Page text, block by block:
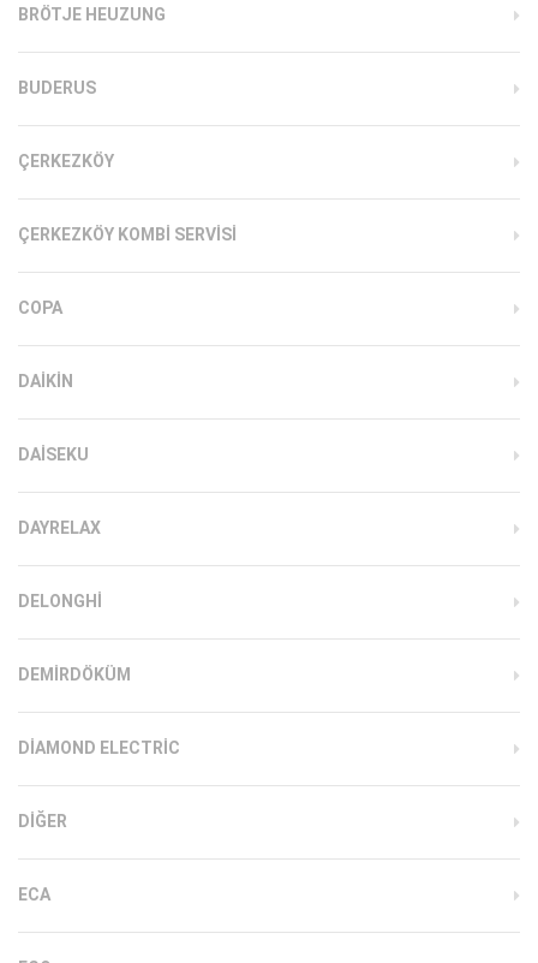
BRÖTJE HEUZUNG
BUDERUS
ÇERKEZKÖY
ÇERKEZKÖY KOMBI SERVISI
COPA
DAIKIN
DAISEKU
DAYRELAX
DELONGHI
DEMIRDÖKÜM
DIAMOND ELECTRIC
DIĞER
ECA